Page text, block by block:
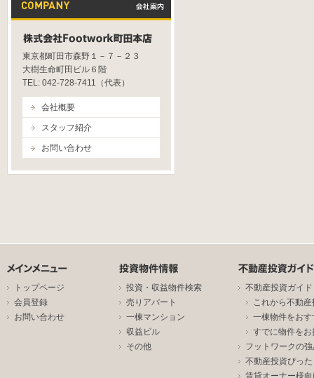
東京都町田市森野１－７－２３
大樹生命町田ビル６階
TEL: 042-728-7411（代表）
会社概要
スタッフ紹介
お問い合わせ
トップページ
会員登録
お問い合わせ
投資・収益物件検索
売りアパート
一棟マンション
収益ビル
その他
不動産投資ガイド
これから不動
一棟物件をお
すでに物件を
フットワークの
不動産投資ぴっ
賃貸オーナー様